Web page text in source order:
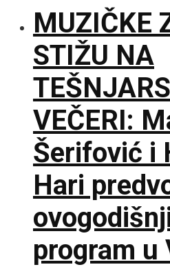
MUZIČKE
STIŽU NA
VEČERI:
Šerifović i
Hari
program u